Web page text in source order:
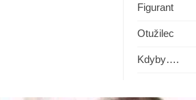
Figurant
Otužilec
Kdyby….